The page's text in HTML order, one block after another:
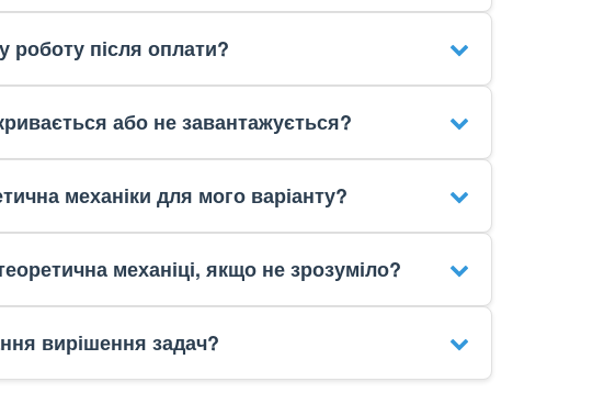
роботу після оплати?
або не завантажується?
механіки для мого варіанту?
механіці, якщо не зрозуміло?
вирішення задач?